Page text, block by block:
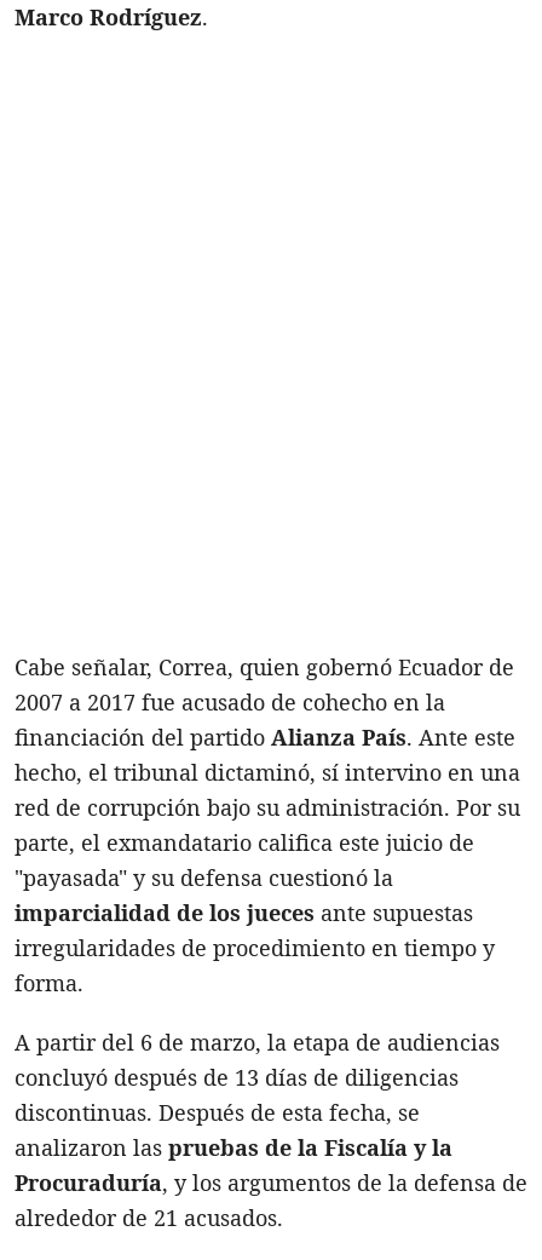
Marco Rodríguez.
Cabe señalar, Correa, quien gobernó Ecuador de
2007 a 2017 fue acusado de cohecho en la
financiación del partido Alianza País. Ante este
hecho, el tribunal dictaminó, sí intervino en una
red de corrupción bajo su administración. Por su
parte, el exmandatario califica este juicio de
"payasada" y su defensa cuestionó la
imparcialidad de los jueces ante supuestas
irregularidades de procedimiento en tiempo y
forma.
A partir del 6 de marzo, la etapa de audiencias
concluyó después de 13 días de diligencias
discontinuas. Después de esta fecha, se
analizaron las pruebas de la Fiscalía y la
Procuraduría, y los argumentos de la defensa de
alrededor de 21 acusados.